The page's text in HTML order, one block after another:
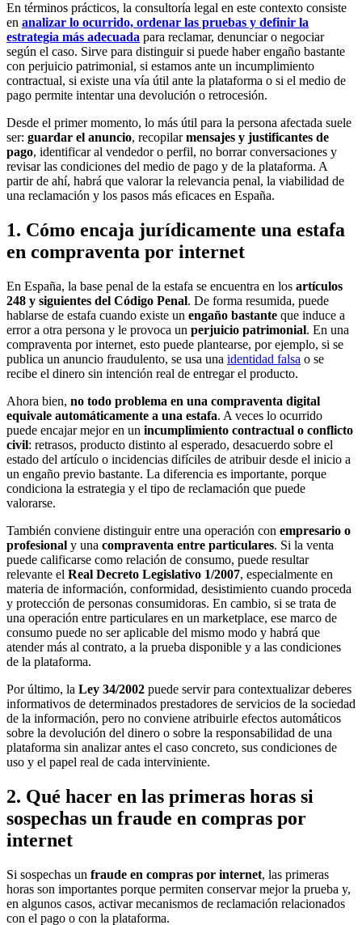
En términos prácticos, la consultoría legal en este contexto consiste
en analizar lo ocurrido, ordenar las pruebas y definir la
estrategia más adecuada para reclamar, denunciar o negociar
según el caso. Sirve para distinguir si puede haber engaño bastante
con perjuicio patrimonial, si estamos ante un incumplimiento
contractual, si existe una vía útil ante la plataforma o si el medio de
pago permite intentar una devolución o retrocesión.
Desde el primer momento, lo más útil para la persona afectada suele
ser: guardar el anuncio, recopilarmensajes y justificantes de
pago, identificar al vendedor o perfil, no borrar conversaciones y
revisar las condiciones del medio de pago y de la plataforma. A
partir de ahí, habrá que valorar la relevancia penal, la viabilidad de
una reclamación y los pasos más eficaces en España.
1. Cómo encaja jurídicamente una estafa
en compraventa por internet
En España, la base penal de la estafa se encuentra en los artículos
248 y siguientes del Código Penal. De forma resumida, puede
hablarse de estafa cuando existe un engaño bastante que induce a
error a otra persona y le provoca un perjuicio patrimonial. En una
compraventa por internet, esto puede plantearse, por ejemplo, si se
publica un anuncio fraudulento, se usa una identidad falsa o se
recibe el dinero sin intención real de entregar el producto.
Ahora bien, no todo problema en una compraventa digital
equivale automáticamente a una estafa. A veces lo ocurrido
puede encajar mejor en un incumplimiento contractual o conflicto
civil: retrasos, producto distinto al esperado, desacuerdo sobre el
estado del artículo o incidencias difíciles de atribuir desde el inicio a
un engaño previo bastante. La diferencia es importante, porque
condiciona la estrategia y el tipo de reclamación que puede
valorarse.
También conviene distinguir entre una operación con empresario o
profesional y una compraventa entre particulares. Si la venta
puede calificarse como relación de consumo, puede resultar
relevante el Real Decreto Legislativo 1/2007, especialmente en
materia de información, conformidad, desistimiento cuando proceda
y protección de personas consumidoras. En cambio, si se trata de
una operación entre particulares en un marketplace, ese marco de
consumo puede no ser aplicable del mismo modo y habrá que
atender más al contrato, a la prueba disponible y a las condiciones
de la plataforma.
Por último, la Ley 34/2002 puede servir para contextualizar deberes
informativos de determinados prestadores de servicios de la sociedad
de la información, pero no conviene atribuirle efectos automáticos
sobre la devolución del dinero o sobre la responsabilidad de una
plataforma sin analizar antes el caso concreto, sus condiciones de
uso y el papel real de cada interviniente.
2. Qué hacer en las primeras horas si
sospechas un fraude en compras por
internet
Si sospechas un fraude en compras por internet, las primeras
horas son importantes porque permiten conservar mejor la prueba y,
en algunos casos, activar mecanismos de reclamación relacionados
con el pago o con la plataforma.